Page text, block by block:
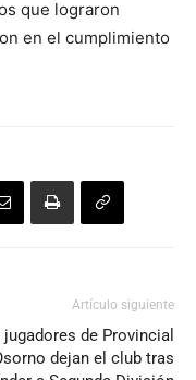
que lograron
en el cumplimiento
Artículo siguiente
jugadores de Provincial
dejan el club tras